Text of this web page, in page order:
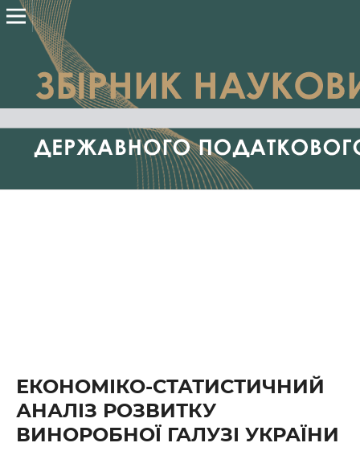
ЕКОНОМІКО-СТАТИСТИЧНИЙ
АНАЛІЗ РОЗВИТКУ
ВИНОРОБНОЇ ГАЛУЗІ УКРАЇНИ